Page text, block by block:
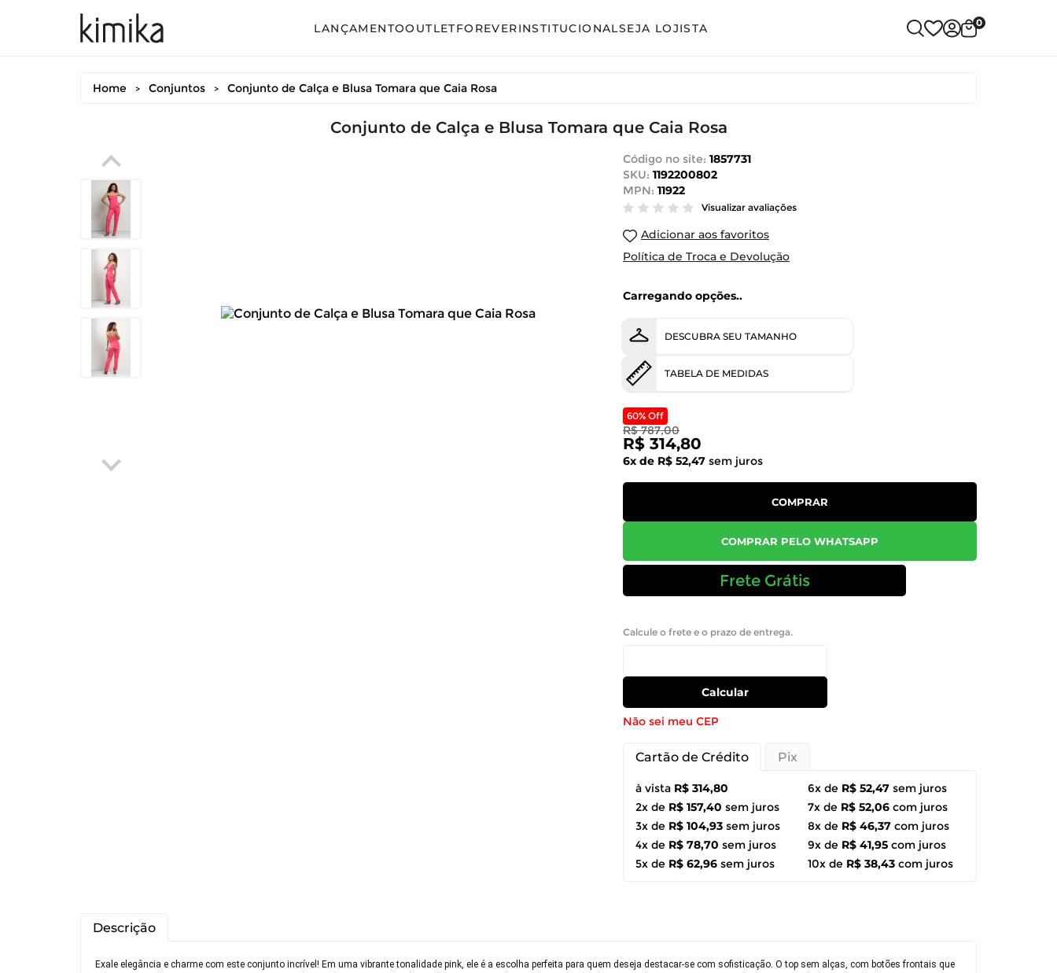
LANÇAMENTO
Conjunto Calça
Conjunto Saia
OUTLET
Conjunto Calça
Conjunto Saia
FOREVERINSTITUCIONALSEJA LOJISTA 0
Home > Conjuntos > Conjunto de Calça e Blusa Tomara que Caia Rosa
Conjunto de Calça e Blusa Tomara que Caia Rosa
Código no site: 1857731
SKU: 1192200802
MPN: 11922
Visualizar avaliações
Adicionar aos favoritos
Política de Troca e Devolução
Carregando opções..
DESCUBRA SEU TAMANHO
TABELA DE MEDIDAS
60% Off
R$ 787,00
R$ 314,80
6x de R$ 52,47 sem juros
COMPRAR
COMPRAR PELO WHATSAPP
Frete Grátis
Calcule o frete e o prazo de entrega.
Calcular
Não sei meu CEP
Cartão de Crédito Pix
à vista R$ 314,80
2x de R$ 157,40 sem juros
3x de R$ 104,93 sem juros
4x de R$ 78,70 sem juros
5x de R$ 62,96 sem juros
6x de R$ 52,47 sem juros
7x de R$ 52,06 com juros
8x de R$ 46,37 com juros
9x de R$ 41,95 com juros
10x de R$ 38,43 com juros
Descrição
Exale elegância e charme com este conjunto incrível! Em uma vibrante tonalidade pink, ele é a escolha perfeita para quem deseja destacar-se com sofisticação. O top sem alças, com botões frontais que